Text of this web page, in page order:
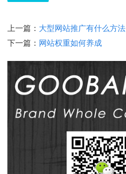
上一篇： 大型网站推广有什么方法
下一篇： 网站权重如何养成